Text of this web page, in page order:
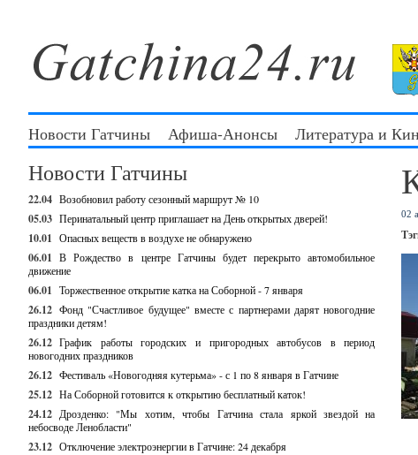
Новости Гатчины Афиша-Анонсы Литература и
Новости Гатчины
22.04 Возобновил работу сезонный маршрут № 10
05.03 Перинатальный центр приглашает на День открытых дверей!
10.01 Опасных веществ в воздухе не обнаружено
06.01 В Рождество в центре Гатчины будет перекрыто автомобильное
движение
06.01 Торжественное открытие катка на Соборной - 7 января
26.12 Фонд "Счастливое будущее" вместе с партнерами дарят новогодние
праздники детям!
26.12 График работы городских и пригородных автобусов в период
новогодних праздников
26.12 Фестиваль «Новогодняя кутерьма» - с 1 по 8 января в Гатчине
25.12 На Соборной готовится к открытию бесплатный каток!
24.12 Дрозденко: "Мы хотим, чтобы Гатчина стала яркой звездой на
небосводе Ленобласти"
23.12 Отключение электроэнергии в Гатчине: 24 декабря
02